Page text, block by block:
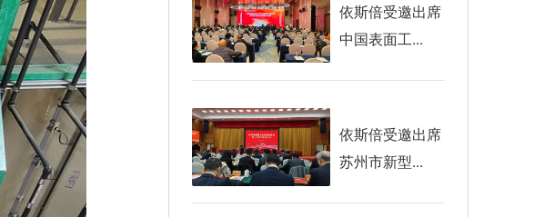
依斯倍受邀出席
中国表面工...
依斯倍受邀出席
苏州市新型...